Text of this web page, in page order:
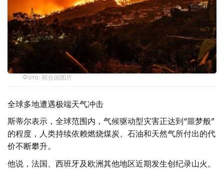
Фото: 联合国图片
全球多地遭遇极端天气冲击
斯蒂尔表示，全球范围内，气候驱动型灾害正达到“噩梦般”
的程度，人类持续依赖燃烧煤炭、石油和天然气所付出的代
价不断攀升。
他说，法国、西班牙及欧洲其他地区近期发生创纪录山火。